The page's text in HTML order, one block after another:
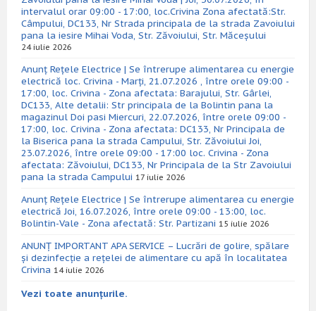
intervalul orar 09:00 - 17:00, loc.Crivina Zona afectată:Str.
Câmpului, DC133, Nr Strada principala de la strada Zavoiului
pana la iesire Mihai Voda, Str. Zăvoiului, Str. Măceșului
24 iulie 2026
Anunț Rețele Electrice | Se întrerupe alimentarea cu energie
electrică loc. Crivina - Marți, 21.07.2026 , între orele 09:00 -
17:00, loc. Crivina - Zona afectata: Barajului, Str. Gârlei,
DC133, Alte detalii: Str principala de la Bolintin pana la
magazinul Doi pasi Miercuri, 22.07.2026, între orele 09:00 -
17:00, loc. Crivina - Zona afectata: DC133, Nr Principala de
la Biserica pana la strada Campului, Str. Zăvoiului Joi,
23.07.2026, între orele 09:00 - 17:00 loc. Crivina - Zona
afectata: Zăvoiului, DC133, Nr Principala de la Str Zavoiului
pana la strada Campului 17 iulie 2026
Anunț Rețele Electrice | Se întrerupe alimentarea cu energie
electrică Joi, 16.07.2026, între orele 09:00 - 13:00, loc.
Bolintin-Vale - Zona afectată: Str. Partizani 15 iulie 2026
ANUNȚ IMPORTANT APA SERVICE – Lucrări de golire, spălare
și dezinfecție a rețelei de alimentare cu apă în localitatea
Crivina 14 iulie 2026
Vezi toate anunțurile.